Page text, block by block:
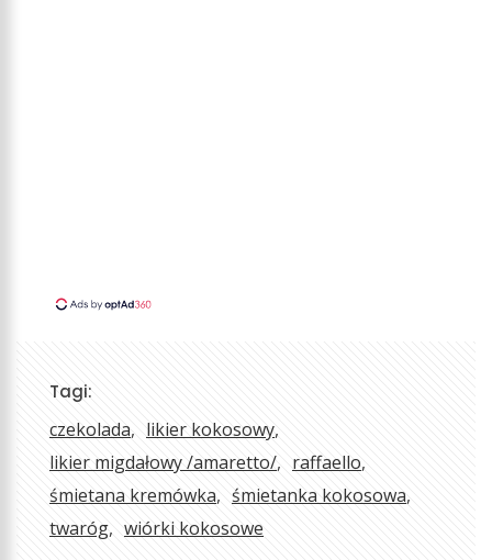
Tagi:
czekolada
likier kokosowy
likier migdałowy /amaretto/
raffaello
śmietana kremówka
śmietanka kokosowa
twaróg
wiórki kokosowe